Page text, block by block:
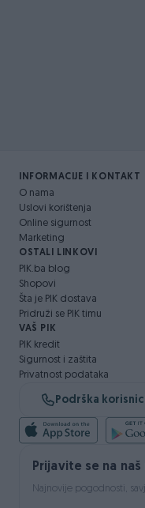
INFORMACIJE I KONTAKT
O nama
Uslovi korištenja
Online sigurnost
Marketing
OSTALI LINKOVI
PIK.ba blog
Shopovi
Šta je PIK dostava
Pridruži se PIK timu
VAŠ PIK
PIK kredit
Sigurnost i zaštita
Privatnost podataka
Podrška
Prijavite se na
Najnovije pogodnosti,